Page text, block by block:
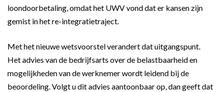
loondoorbetaling, omdat het UWV vond dat er kansen zijn
gemist in het re-integratietraject.
Met het nieuwe wetsvoorstel verandert dat uitgangspunt.
Het advies van de bedrijfsarts over de belastbaarheid en
mogelijkheden van de werknemer wordt leidend bij de
beoordeling. Volgt u dit advies aantoonbaar op, dan geeft dat